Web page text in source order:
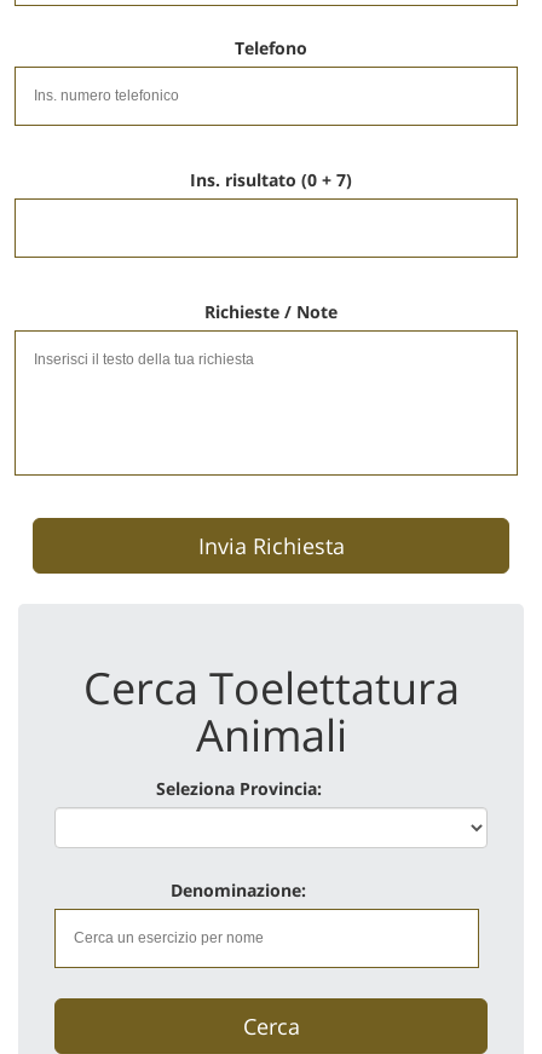
Telefono
Ins. risultato (0 + 7)
Richieste / Note
Invia Richiesta
Cerca Toelettatura
Animali
Seleziona Provincia:
Denominazione:
Cerca